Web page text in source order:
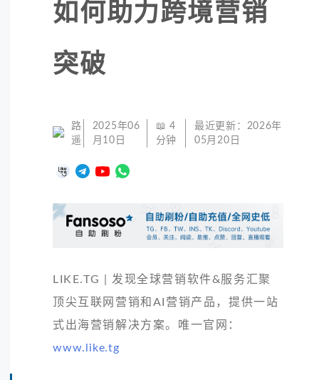
如何助力跨境营销
突破
路
遥
2025年06
月10日
📖 4
分钟
最近更新： 2026年
05月20日
LIKE.TG | 发现全球营销软件&服务汇聚
顶尖互联网营销和AI营销产品，提供一站
式出海营销解决方案。唯一官网：
www.like.tg